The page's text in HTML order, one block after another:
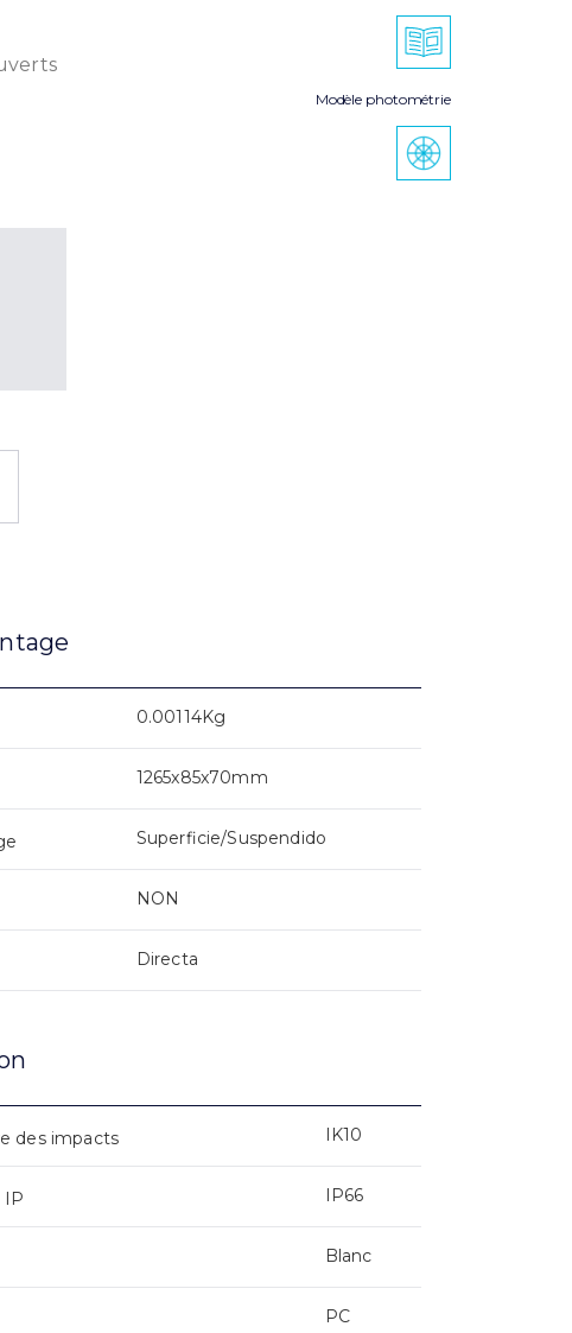
Modèle photométrie
0.00114Kg
1265x85x70mm
Superficie/Suspendido
NON
Directa
des impacts IK10
IP IP66
Blanc
PC